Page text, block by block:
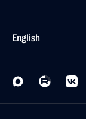
English